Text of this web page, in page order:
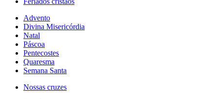
Advento
Divina Misericórdia
Natal
Páscoa
Pentecostes
Quaresma
Semana Santa
Nossas cruzes